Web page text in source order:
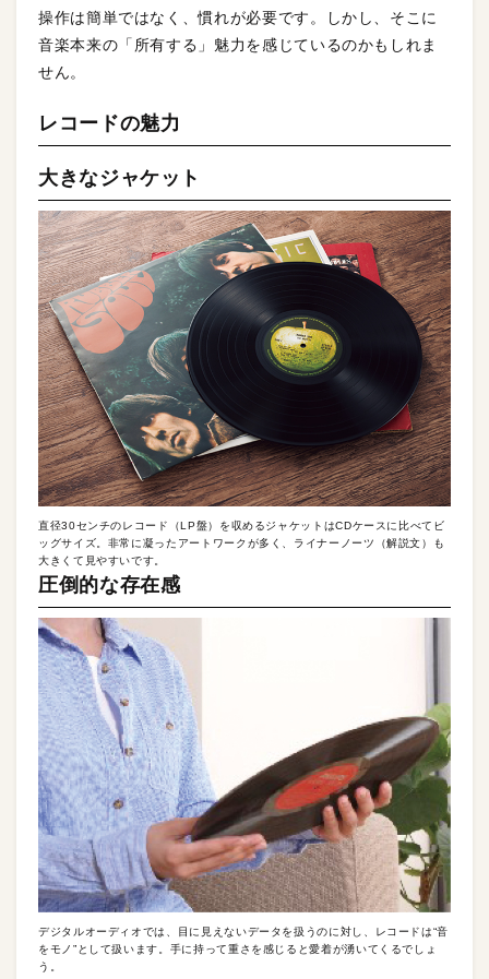
操作は簡単ではなく、慣れが必要です。しかし、そこに
音楽本来の「所有する」魅力を感じているのかもしれま
せん。
レコードの魅力
大きなジャケット
直径30センチのレコード（LP盤）を収めるジャケットはCDケースに比べてビ
ッグサイズ。非常に凝ったアートワークが多く、ライナーノーツ（解説文）も
大きくて見やすいです。
圧倒的な存在感
デジタルオーディオでは、目に見えないデータを扱うのに対し、レコードは“音
をモノ”として扱います。手に持って重さを感じると愛着が湧いてくるでしょ
う。